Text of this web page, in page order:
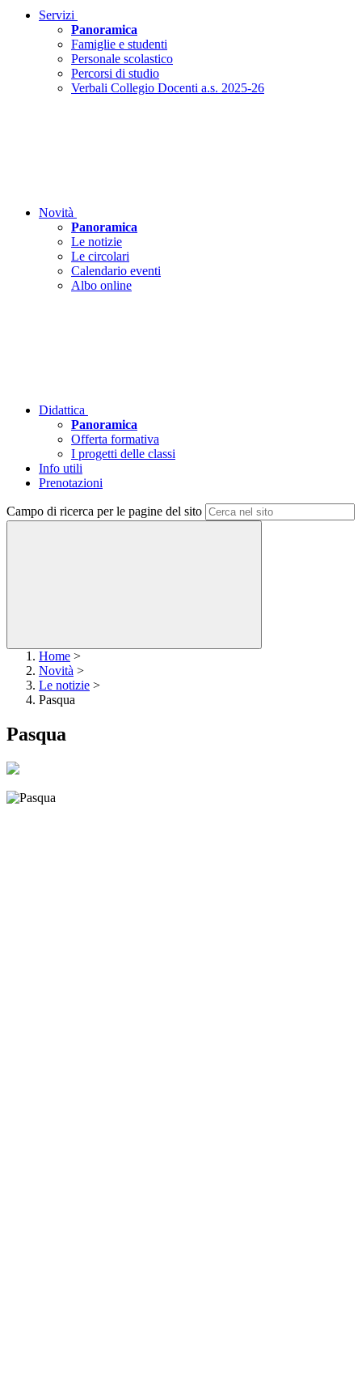
Servizi
Panoramica
Famiglie e studenti
Personale scolastico
Percorsi di studio
Verbali Collegio Docenti a.s. 2025-26
Novità
Panoramica
Le notizie
Le circolari
Calendario eventi
Albo online
Didattica
Panoramica
Offerta formativa
I progetti delle classi
Info utili
Prenotazioni
Campo di ricerca per le pagine del sito
Home >
Novità >
Le notizie >
Pasqua
Pasqua